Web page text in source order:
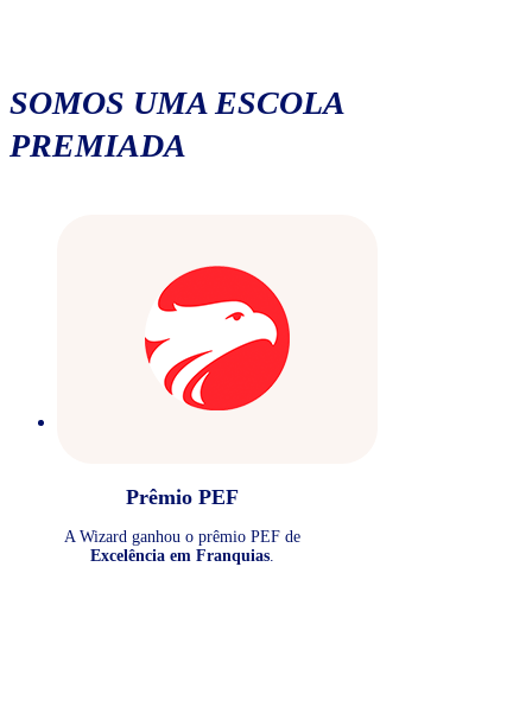
SOMOS UMA ESCOLA
PREMIADA
Prêmio PEF
A Wizard ganhou o prêmio PEF de
Excelência em Franquias.